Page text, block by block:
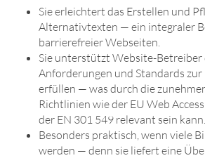
Sie erleichtert das Erstellen und
Alternativtexten — ein integraler
barrierefreier Webseiten.
Sie unterstützt Website-Betreiber
Anforderungen und Standards
erfüllen — was durch die
Richtlinien wie der EU Web
der EN 301 549 relevant sein kann.
Besonders praktisch, wenn viele
werden — denn sie liefert eine